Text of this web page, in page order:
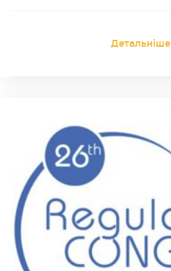
Детальніше